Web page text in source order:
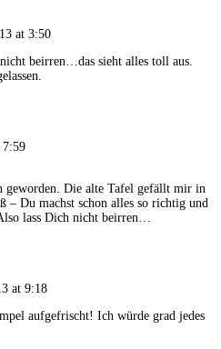
at 3:50
beirren…das sieht alles toll aus.
7:59
geworden. Die alte Tafel gefällt mir in
– Du machst schon alles so richtig und
lass Dich nicht beirren…
at 9:18
aufgefrischt! Ich würde grad jedes